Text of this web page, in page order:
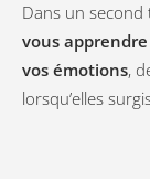
Dans un second
vous
vos émotions,
lorsqu’elles